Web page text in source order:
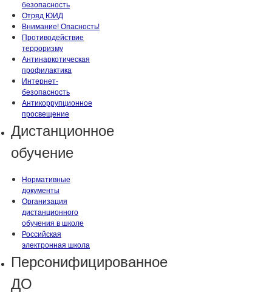
безопасность
Отряд ЮИД
Внимание! Опасность!
Противодействие
терроризму
Антинаркотическая
профилактика
Интернет-
безопасность
Антикоррупционное
просвещение
Дистанционное
обучение
Нормативные
документы
Организация
дистанционного
обучения в школе
Российская
электронная школа
Персонифицированное
ДО